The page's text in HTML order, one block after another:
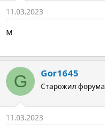
11.03.2023
м
G Gor1645
Старожил форума
11.03.2023